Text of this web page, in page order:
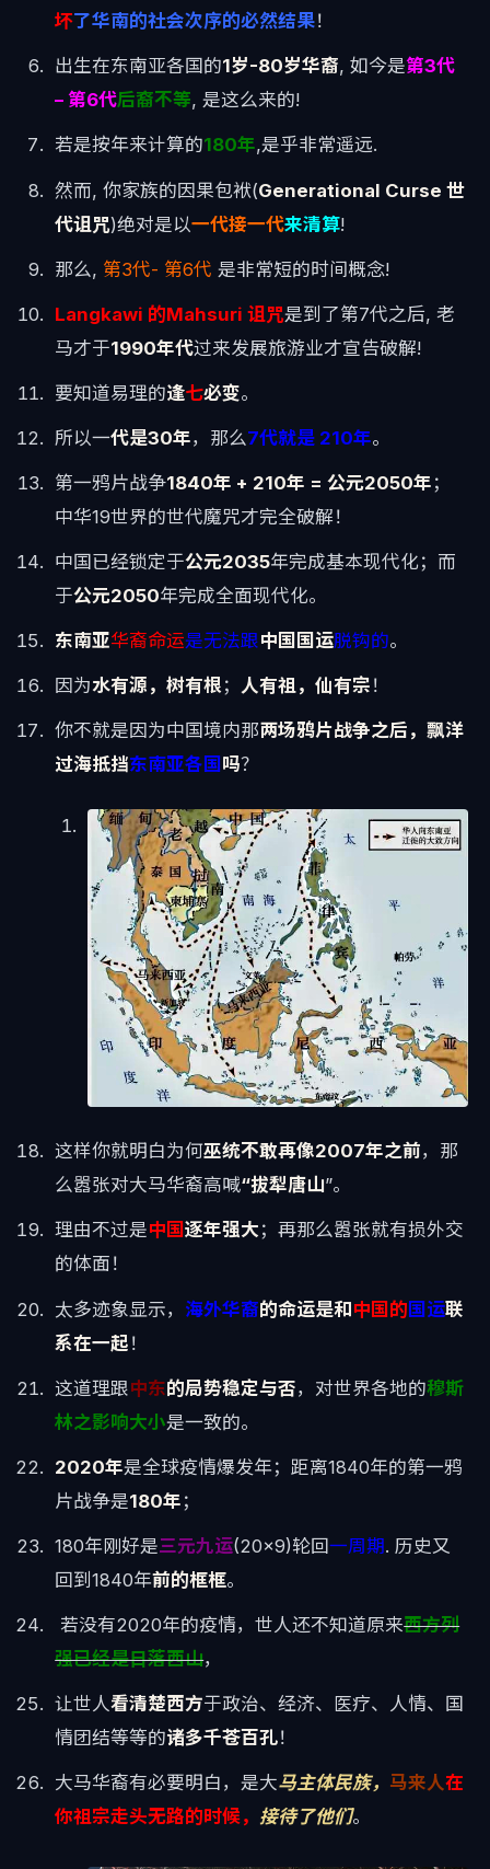
坏了华南的社会次序的必然结果！
出生在东南亚各国的1岁-80岁华裔, 如今是第3代
– 第6代后裔不等, 是这么来的!
若是按年来计算的180年,是乎非常遥远.
然而, 你家族的因果包袱(Generational Curse 世
代诅咒)绝对是以一代接一代来清算!
那么, 第3代- 第6代 是非常短的时间概念!
Langkawi 的Mahsuri 诅咒是到了第7代之后, 老
马才于1990年代过来发展旅游业才宣告破解!
要知道易理的逢七必变。
所以一代是30年，那么7代就是 210年。
第一鸦片战争1840年 + 210年 = 公元2050年 ；
中华19世界的世代魔咒才完全破解！
中国已经锁定于公元2035年完成基本现代化；而
于公元2050年完成全面现代化。
东南亚华裔命运是无法跟中国国运脱钩的。
因为水有源，树有根； 人有祖，仙有宗 ！
你不就是因为中国境内那两场鸦片战争之后，飘洋
过海抵挡东南亚各国 吗？
这样你就明白为何巫统不敢再像2007年之前，那
么嚣张对大马华裔高喊“拔犁唐山”。
理由不过是中国逐年强大 ；再那么嚣张就有损外交
的体面！
太多迹象显示， 海外华裔的命运是和中国的 国运联
系在一起 ！
这道理跟中东的局势稳定与否，对世界各地的穆斯
林之影响大小是一致的。
2020年是全球疫情爆发年；距离1840年的第一鸦
片战争是180年 ；
180年刚好是三元九运(20×9)轮回一周期. 历史又
回到1840年前的框框。
若没有2020年的疫情，世人还不知道原来西方列
强已经是日落西山，
让世人看清楚西方于政治、经济、医疗、人情、国
情团结等等的诸多千苍百孔！
大马华裔有必要明白，是大马主体民族， 马来人在
你祖宗走头无路的时候， 接待了他们。